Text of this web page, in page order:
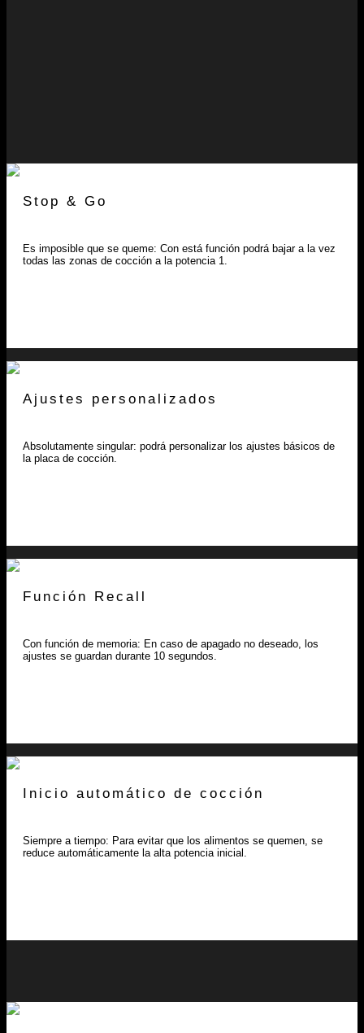
Stop & Go
Es imposible que se queme: Con está función podrá bajar a la vez
todas las zonas de cocción a la potencia 1.
Ajustes personalizados
Absolutamente singular: podrá personalizar los ajustes básicos de
la placa de cocción.
Función Recall
Con función de memoria: En caso de apagado no deseado, los
ajustes se guardan durante 10 segundos.
Inicio automático de cocción
Siempre a tiempo: Para evitar que los alimentos se quemen, se
reduce automáticamente la alta potencia inicial.